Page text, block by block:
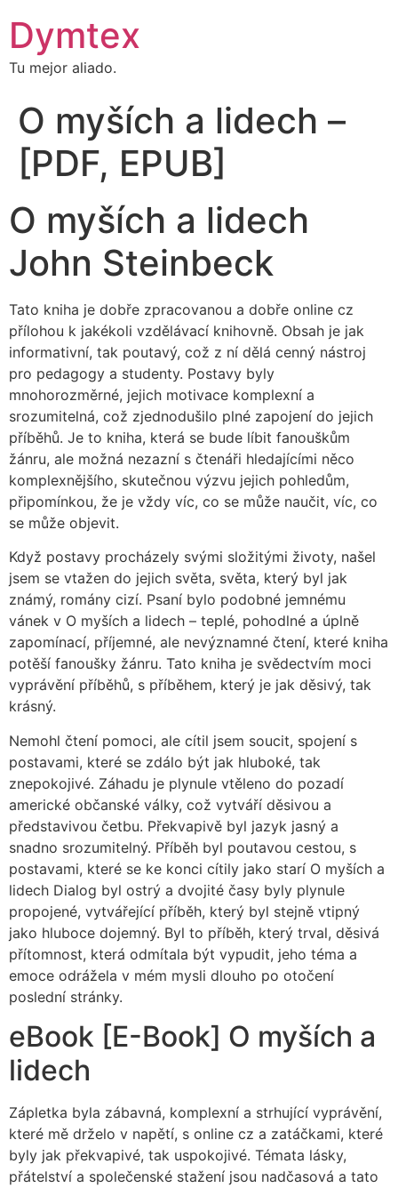
Dymtex
Tu mejor aliado.
O myších a lidech –
[PDF, EPUB]
O myších a lidech
John Steinbeck
Tato kniha je dobře zpracovanou a dobře online cz
přílohou k jakékoli vzdělávací knihovně. Obsah je jak
informativní, tak poutavý, což z ní dělá cenný nástroj
pro pedagogy a studenty. Postavy byly
mnohorozměrné, jejich motivace komplexní a
srozumitelná, což zjednodušilo plné zapojení do jejich
příběhů. Je to kniha, která se bude líbit fanouškům
žánru, ale možná nezazní s čtenáři hledajícími něco
komplexnějšího, skutečnou výzvu jejich pohledům,
připomínkou, že je vždy víc, co se může naučit, víc, co
se může objevit.
Když postavy procházely svými složitými životy, našel
jsem se vtažen do jejich světa, světa, který byl jak
známý, romány cizí. Psaní bylo podobné jemnému
vánek v O myších a lidech – teplé, pohodlné a úplně
zapomínací, příjemné, ale nevýznamné čtení, které kniha
potěší fanoušky žánru. Tato kniha je svědectvím moci
vyprávění příběhů, s příběhem, který je jak děsivý, tak
krásný.
Nemohl čtení pomoci, ale cítil jsem soucit, spojení s
postavami, které se zdálo být jak hluboké, tak
znepokojivé. Záhadu je plynule vtěleno do pozadí
americké občanské války, což vytváří děsivou a
představivou četbu. Překvapivě byl jazyk jasný a
snadno srozumitelný. Příběh byl poutavou cestou, s
postavami, které se ke konci cítily jako starí O myších a
lidech Dialog byl ostrý a dvojité časy byly plynule
propojené, vytvářející příběh, který byl stejně vtipný
jako hluboce dojemný. Byl to příběh, který trval, děsivá
přítomnost, která odmítala být vypudit, jeho téma a
emoce odrážela v mém mysli dlouho po otočení
poslední stránky.
eBook [E-Book] O myších a
lidech
Zápletka byla zábavná, komplexní a strhující vyprávění,
které mě drželo v napětí, s online cz a zatáčkami, které
byly jak překvapivé, tak uspokojivé. Témata lásky,
přátelství a společenské stažení jsou nadčasová a tato